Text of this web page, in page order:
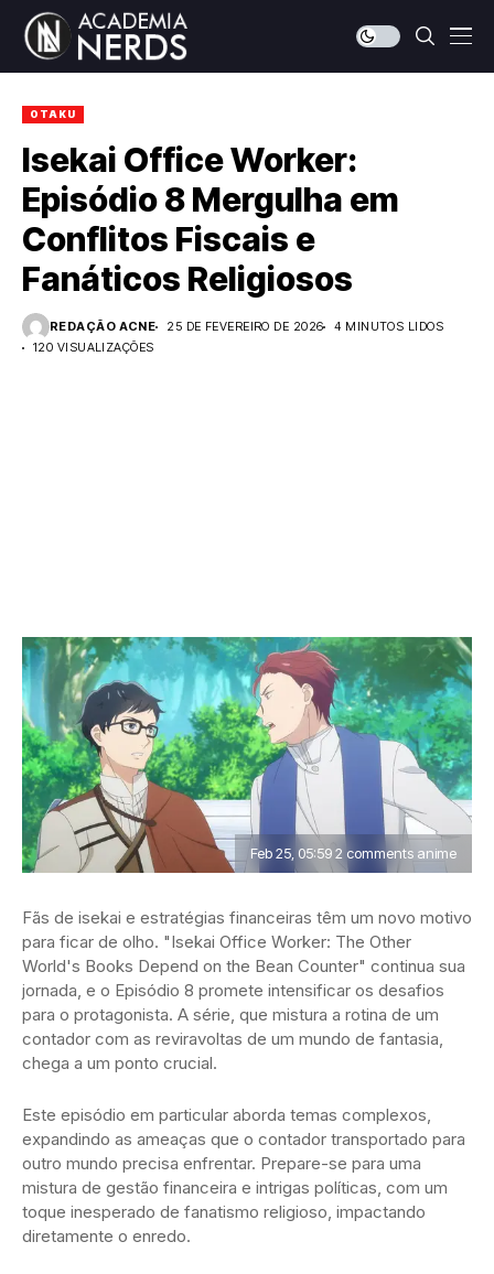
OTAKU
Isekai Office Worker:
Episódio 8 Mergulha em
Conflitos Fiscais e
Fanáticos Religiosos
REDAÇÃO ACNE 25 DE FEVEREIRO DE 2026
4 MINUTOS LIDOS
120 VISUALIZAÇÕES
Feb 25, 05:59 2 comments anime
Fãs de isekai e estratégias financeiras têm um novo motivo
para ficar de olho. "Isekai Office Worker: The Other
World's Books Depend on the Bean Counter" continua sua
jornada, e o Episódio 8 promete intensificar os desafios
para o protagonista. A série, que mistura a rotina de um
contador com as reviravoltas de um mundo de fantasia,
chega a um ponto crucial.
Este episódio em particular aborda temas complexos,
expandindo as ameaças que o contador transportado para
outro mundo precisa enfrentar. Prepare-se para uma
mistura de gestão financeira e intrigas políticas, com um
toque inesperado de fanatismo religioso, impactando
diretamente o enredo.